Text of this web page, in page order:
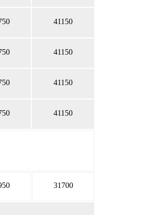
41150
41150
41150
41150
31700